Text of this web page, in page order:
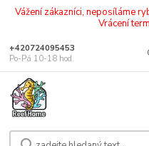
Vážení zákazníci, neposíláme
Vrácení
+420724095453
Po-Pá 10-18 hod.